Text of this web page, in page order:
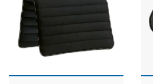
MONTÉ
PREMIER EQUINE
FENWICK LIQUID
FINNTACK